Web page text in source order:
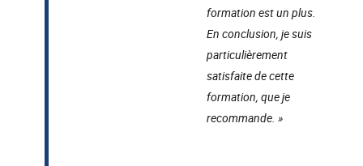
formation est un plus.
En conclusion, je suis
particulièrement
satisfaite de cette
formation, que je
recommande. »